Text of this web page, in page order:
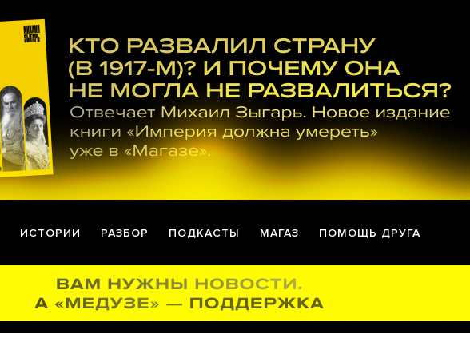
ИСТОРИИ РАЗБОР ПОДКАСТЫ МАГАЗ ПОМОЩЬ ДРУГА